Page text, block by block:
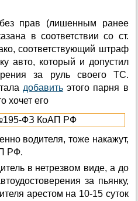
прав (лишенным ранее
в соответствии со ст.
соответствующий штраф
авто, который и допустил
за руль своего ТС.
добавить этого парня в
хочет его
водителя, тоже накажут,
РФ.
в нетрезвом виде, а до
за пьянку,
арестом на 10-15 суток